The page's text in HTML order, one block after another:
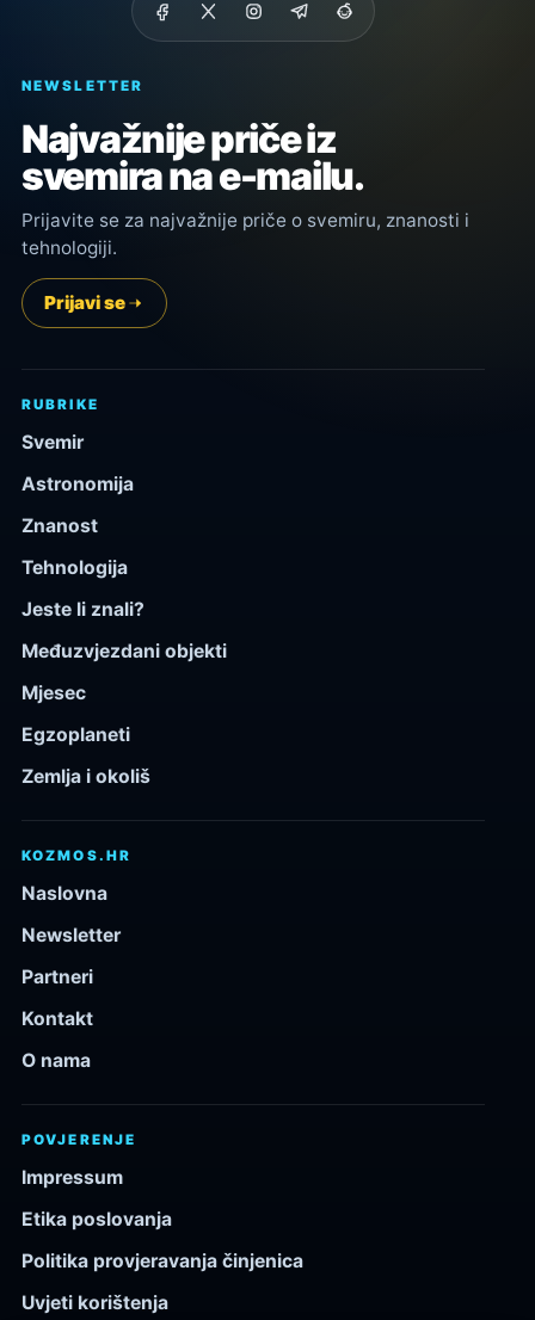
NEWSLETTER
Najvažnije priče iz
svemira na e-mailu.
Prijavite se za najvažnije priče o svemiru, znanosti i
tehnologiji.
Prijavi se
RUBRIKE
Svemir
Astronomija
Znanost
Tehnologija
Jeste li znali?
Međuzvjezdani objekti
Mjesec
Egzoplaneti
Zemlja i okoliš
KOZMOS.HR
Naslovna
Newsletter
Partneri
Kontakt
O nama
POVJERENJE
Impressum
Etika poslovanja
Politika provjeravanja činjenica
Uvjeti korištenja